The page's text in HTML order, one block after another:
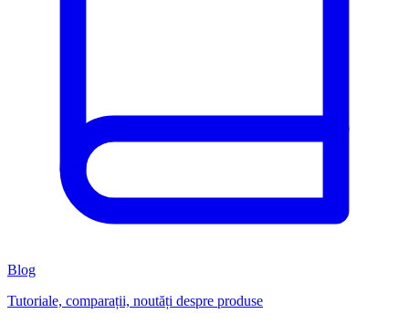
Blog
Tutoriale, comparații, noutăți despre produse